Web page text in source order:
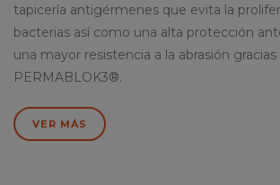
tapicería antigérmenes que evita la
bacterias así como una alta protección
una mayor resistencia a la abrasión
PERMABLOK3®.
VER MÁS